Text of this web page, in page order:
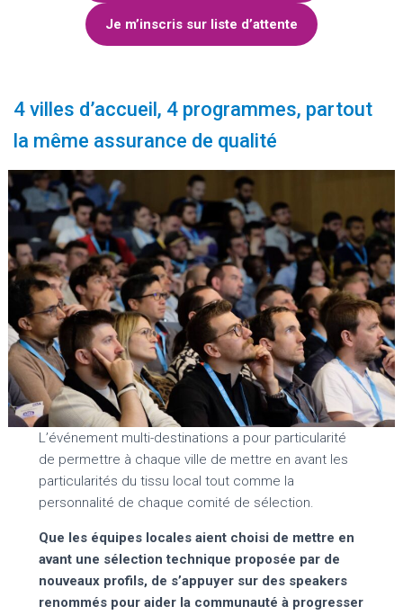
Je m’inscris sur liste d’attente
4 villes d’accueil, 4 programmes, partout
la même assurance de qualité
L’événement multi-destinations a pour particularité
de permettre à chaque ville de mettre en avant les
particularités du tissu local tout comme la
personnalité de chaque comité de sélection.
Que les équipes locales aient choisi de mettre en
avant une sélection technique proposée par de
nouveaux profils, de s’appuyer sur des speakers
renommés pour aider la communauté à progresser